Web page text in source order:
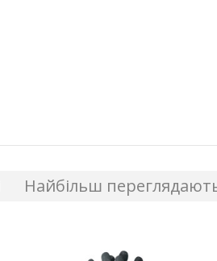
Найбільш